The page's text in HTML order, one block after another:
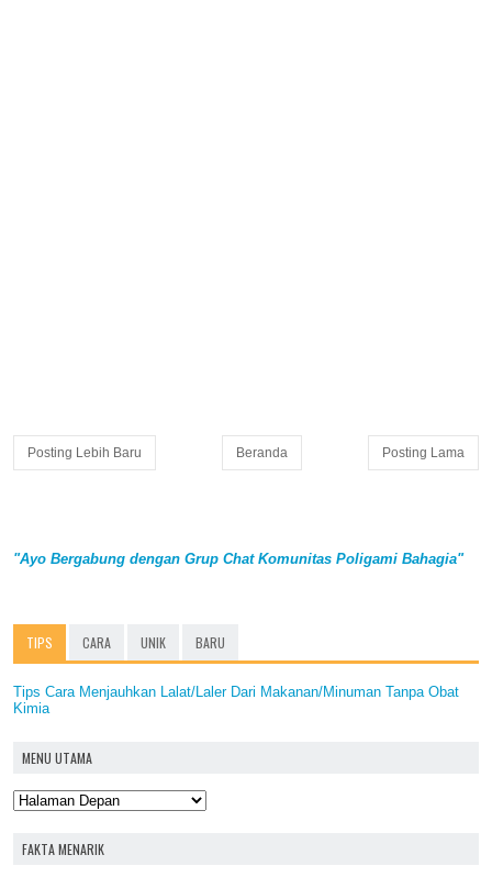
Posting Lebih Baru Posting Lama
Beranda
"Ayo Bergabung dengan Grup Chat Komunitas Poligami Bahagia"
TIPS CARA UNIK BARU
Tips Cara Menjauhkan Lalat/Laler Dari Makanan/Minuman Tanpa Obat
Kimia
MENU UTAMA
FAKTA MENARIK